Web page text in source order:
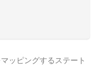
ッピングするステート